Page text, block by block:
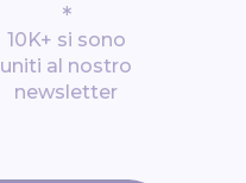
*
10K+ si sono
uniti al nostro
newsletter